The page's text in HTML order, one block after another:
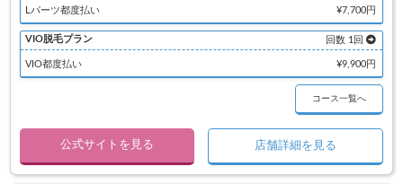
Lパーツ都度払い ¥7,700円
VIO脱毛プラン 回数 1回
VIO都度払い ¥9,900円
コース一覧へ
公式サイトを見る 店舗詳細を見る